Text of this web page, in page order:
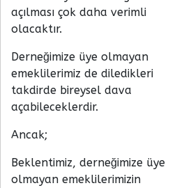
açılması çok daha verimli
olacaktır.
Derneğimize üye olmayan
emeklilerimiz de diledikleri
takdirde bireysel dava
açabileceklerdir.
Ancak;
Beklentimiz, derneğimize üye
olmayan emeklilerimizin